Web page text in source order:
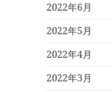
2022年6月
2022年5月
2022年4月
2022年3月